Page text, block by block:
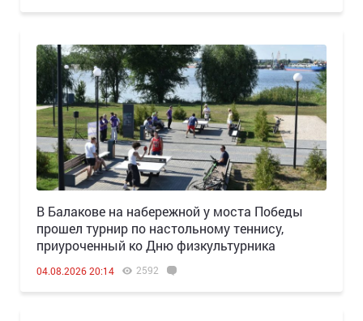
В Балакове на набережной у моста Победы
прошел турнир по настольному теннису,
приуроченный ко Дню физкультурника
04.08.2026 20:14 2592